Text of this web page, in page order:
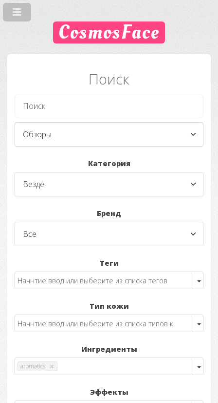
CosmosFace
Поиск
Категория
Бренд
Теги
Тип кожи
Ингредиенты
aromatics
Эффекты